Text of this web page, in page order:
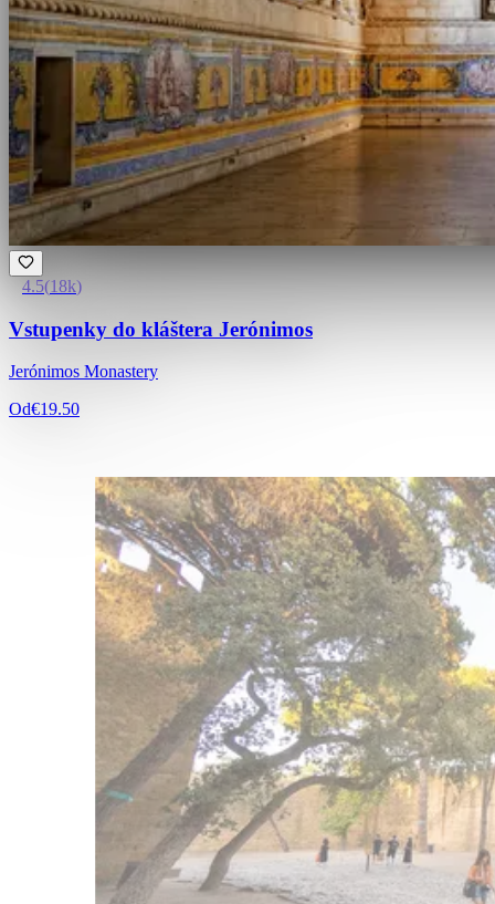
4.5(18k)
Vstupenky do kláštera Jerónimos
Jerónimos Monastery
Od€19.50